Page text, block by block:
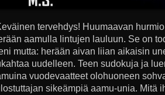
tervehdys! Huumaavan
aamulla lintujen lauluun. Se on
mutta: herään aivan liian aikaisin
uudelleen. Teen sudokuja ja
vuodevaatteet olohuoneen
sikeämpiä aamu-unia. Mitä